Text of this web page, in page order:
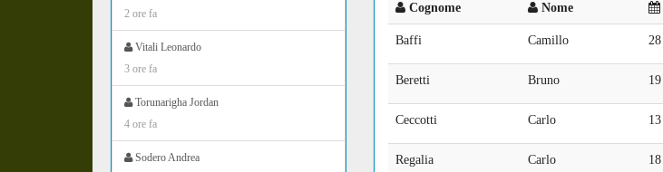
2 ore fa
Vitali Leonardo
3 ore fa
Torunarigha Jordan
4 ore fa
Sodero Andrea
Cognome Nome
Baffi Camillo 28
Beretti Bruno 19
Ceccotti Carlo 13
Regalia Carlo 18